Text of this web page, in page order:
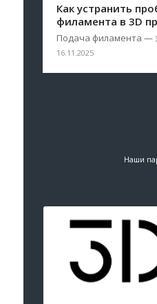
Как устранить
филамента в 3D
Подача филамента —
16.11.2025
Наши